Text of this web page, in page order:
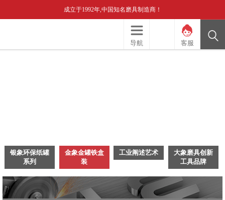
成立于1992年,中国知名磨具制造商！
导航 客服
银象环保纸罐
系列
金象金罐铁盒
装
工业阐述艺术
大象磨具创新
工具品牌